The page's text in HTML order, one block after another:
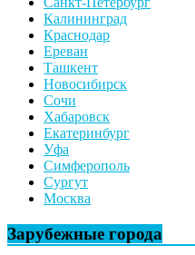
Калининград
Краснодар
Ереван
Ташкент
Новосибирск
Сочи
Хабаровск
Екатеринбург
Уфа
Симферополь
Сургут
Москва
Зарубежные города